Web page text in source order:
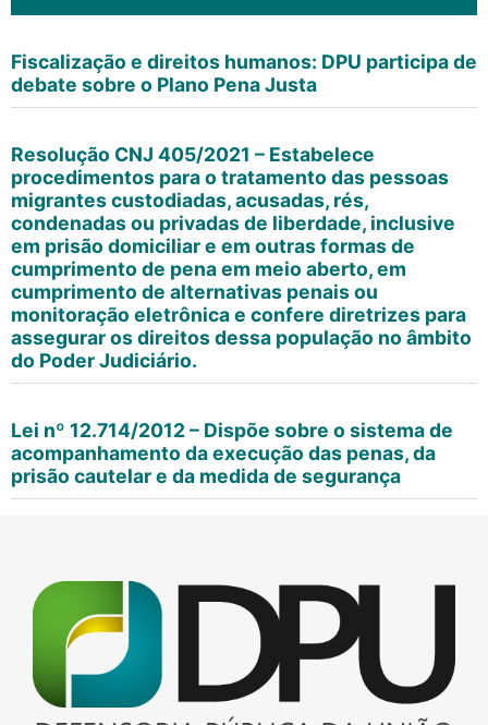
Fiscalização e direitos humanos: DPU participa de
debate sobre o Plano Pena Justa
Resolução CNJ 405/2021 – Estabelece
procedimentos para o tratamento das pessoas
migrantes custodiadas, acusadas, rés,
condenadas ou privadas de liberdade, inclusive
em prisão domiciliar e em outras formas de
cumprimento de pena em meio aberto, em
cumprimento de alternativas penais ou
monitoração eletrônica e confere diretrizes para
assegurar os direitos dessa população no âmbito
do Poder Judiciário.
Lei nº 12.714/2012 – Dispõe sobre o sistema de
acompanhamento da execução das penas, da
prisão cautelar e da medida de segurança